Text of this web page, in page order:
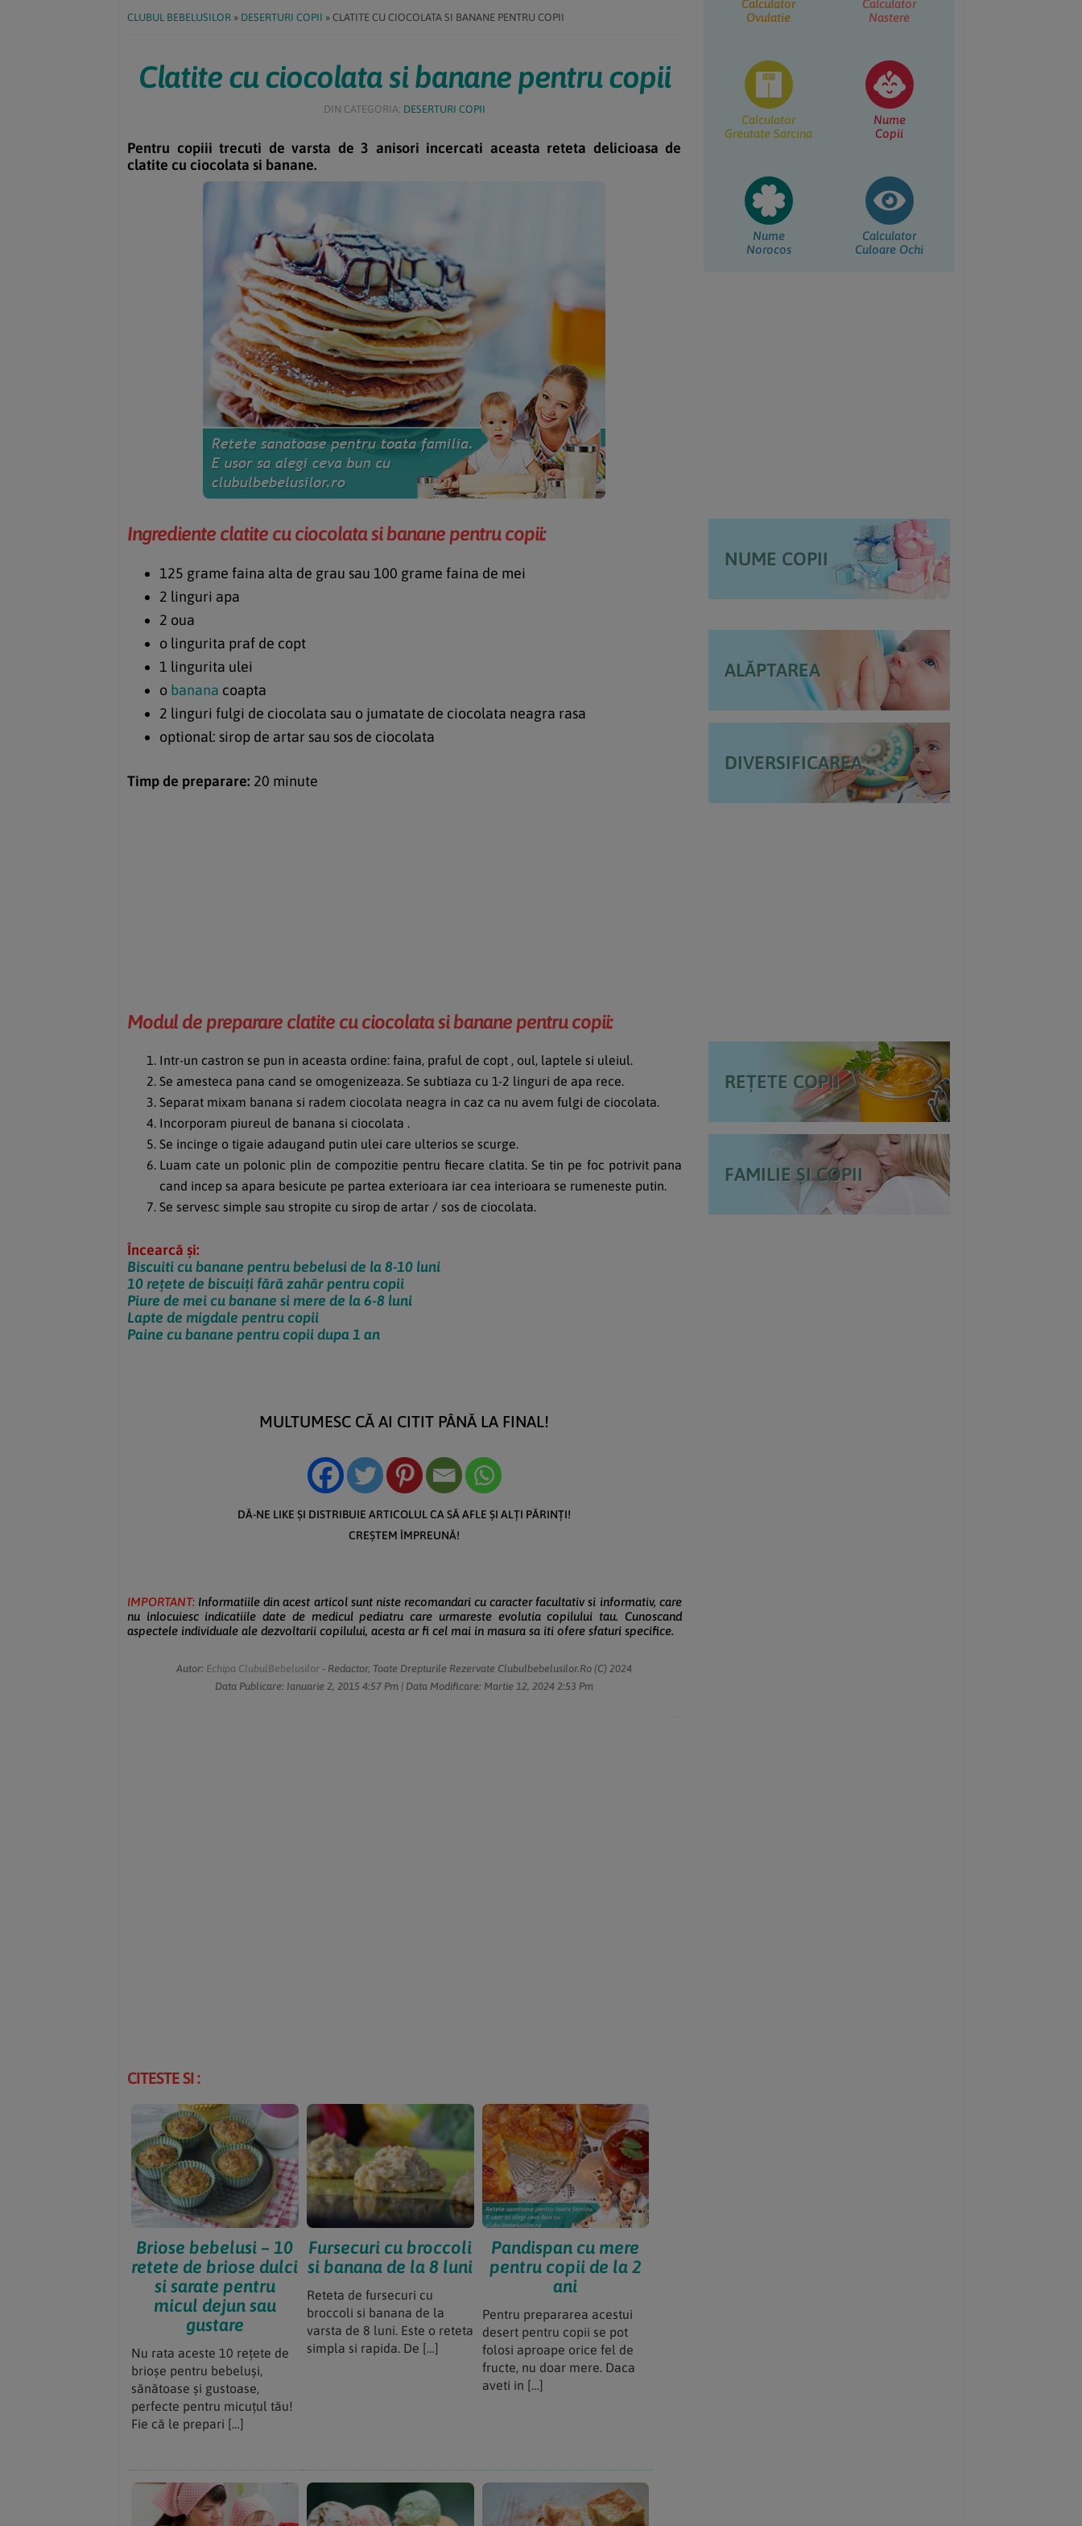
CLUBUL BEBELUSILOR » DESERTURI COPII » CLATITE CU CIOCOLATA SI BANANE PENTRU COPII
Clatite cu ciocolata si banane pentru copii
DIN CATEGORIA: DESERTURI COPII
Pentru copiii trecuti de varsta de 3 anisori incercati aceasta reteta delicioasa de
clatite cu ciocolata si banane.
Ingrediente clatite cu ciocolata si banane pentru copii:
125 grame faina alta de grau sau 100 grame faina de mei
2 linguri apa
2 oua
o lingurita praf de copt
1 lingurita ulei
o banana coapta
2 linguri fulgi de ciocolata sau o jumatate de ciocolata neagra rasa
optional: sirop de artar sau sos de ciocolata
Timp de preparare: 20 minute
Modul de preparare clatite cu ciocolata si banane pentru copii:
Intr-un castron se pun in aceasta ordine: faina, praful de copt , oul, laptele si uleiul.
Se amesteca pana cand se omogenizeaza. Se subtiaza cu 1-2 linguri de apa rece.
Separat mixam banana si radem ciocolata neagra in caz ca nu avem fulgi de ciocolata.
Incorporam piureul de banana si ciocolata .
Se incinge o tigaie adaugand putin ulei care ulterios se scurge.
Luam cate un polonic plin de compozitie pentru fiecare clatita. Se tin pe foc potrivit pana
cand incep sa apara besicute pe partea exterioara iar cea interioara se rumeneste putin.
Se servesc simple sau stropite cu sirop de artar / sos de ciocolata.
Încearcă și:
Biscuiti cu banane pentru bebelusi de la 8-10 luni
10 rețete de biscuiți fără zahăr pentru copii
Piure de mei cu banane si mere de la 6-8 luni
Lapte de migdale pentru copii
Paine cu banane pentru copii dupa 1 an
MULTUMESC CĂ AI CITIT PÂNĂ LA FINAL!
DĂ-NE LIKE ȘI DISTRIBUIE ARTICOLUL CA SĂ AFLE ȘI ALȚI PĂRINȚI!
CREȘTEM ÎMPREUNĂ!
IMPORTANT: Informatiile din acest articol sunt niste recomandari cu caracter facultativ si informativ, care
nu inlocuiesc indicatiile date de medicul pediatru care urmareste evolutia copilului tau. Cunoscand
aspectele individuale ale dezvoltarii copilului, acesta ar fi cel mai in masura sa iti ofere sfaturi specifice.
Autor: Echipa ClubulBebelusilor - Redactor, Toate Drepturile Rezervate Clubulbebelusilor.ro (c) 2024
Data Publicare: Ianuarie 2, 2015 4:57 Pm | Data Modificare: Martie 12, 2024 2:53 Pm
CITESTE SI :
Briose bebelusi – 10
retete de briose dulci
si sarate pentru
micul dejun sau
gustare
Nu rata aceste 10 rețete de
brioșe pentru bebeluși,
sănătoase și gustoase,
perfecte pentru micuțul tău!
Fie că le prepari […]
Fursecuri cu broccoli
si banana de la 8 luni
Reteta de fursecuri cu
broccoli si banana de la
varsta de 8 luni. Este o reteta
simpla si rapida. De […]
Pandispan cu mere
pentru copii de la 2
ani
Pentru prepararea acestui
desert pentru copii se pot
folosi aproape orice fel de
fructe, nu doar mere. Daca
aveti in […]
Calculator
Ovulatie
Calculator
Nastere
Calculator
Greutate Sarcina
Nume
Copii
Nume
Norocos
Calculator
Culoare Ochi
NUME COPII
ALĂPTAREA
DIVERSIFICAREA
REȚETE COPII
FAMILIE ȘI COPII